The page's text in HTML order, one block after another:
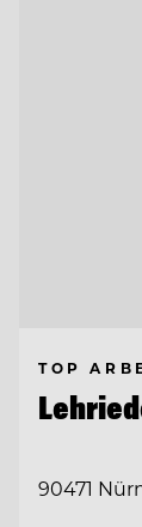
TOP
90471